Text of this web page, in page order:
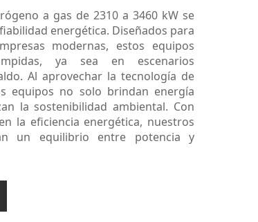
a gas de 2310 a 3460 kW se
energética. Diseñados para
modernas, estos equipos
ya sea en escenarios
Al aprovechar la tecnología de
equipos no solo brindan energía
la sostenibilidad ambiental. Con
la eficiencia energética, nuestros
un equilibrio entre potencia y